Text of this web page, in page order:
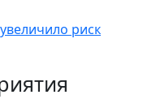
риск